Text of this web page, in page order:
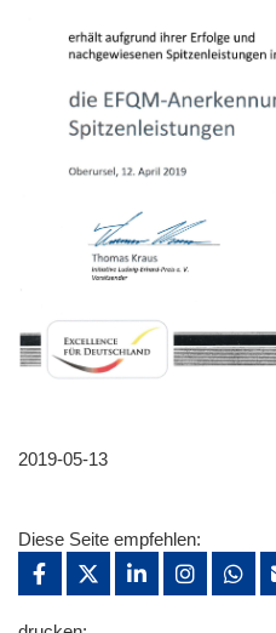
2019-05-13
Diese Seite empfehlen: